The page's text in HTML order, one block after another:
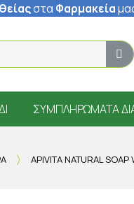
στα Φαρμακεία
ΣΥΜΠΛΗΡΏΜΑΤΑ
APIVITA NATURAL SOAP